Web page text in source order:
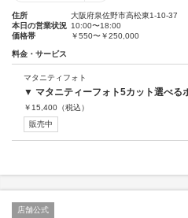
住所
大阪府泉佐野市高松東1-10-37
本日の営業状況 10:00〜18:00
価格帯
￥550〜￥250,000
料金・サービス
マタニティフォト
▼ マタニティーフォト5カット選べる
￥ 15,400 （税込）
販売中
店舗公式